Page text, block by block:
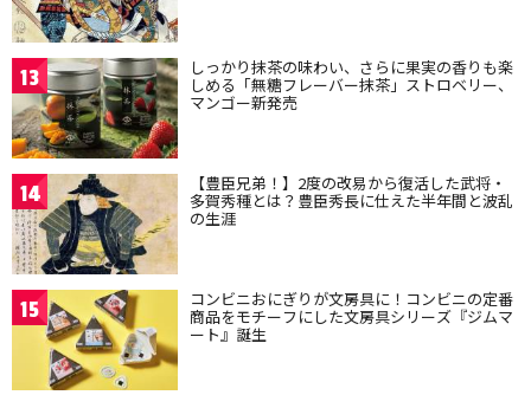
13 しっかり抹茶の味わい、さらに果実の香りも楽
しめる「無糖フレーバー抹茶」ストロベリー、
マンゴー新発売
14 【豊臣兄弟！】2度の改易から復活した武将・
多賀秀種とは？豊臣秀長に仕えた半年間と波乱
の生涯
15 コンビニおにぎりが文房具に！コンビニの定番
商品をモチーフにした文房具シリーズ『ジムマ
ート』誕生